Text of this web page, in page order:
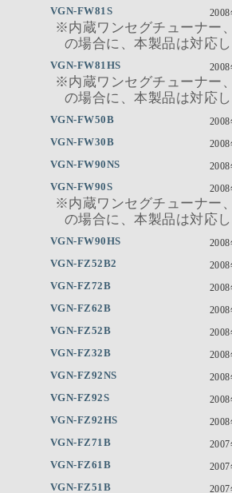
VGN-FW81S
※内蔵ワンセグチューナー
の場合に、本製品は対応
VGN-FW81HS
※内蔵ワンセグチューナー
の場合に、本製品は対応
VGN-FW50B
VGN-FW30B
VGN-FW90NS
VGN-FW90S
※内蔵ワンセグチューナー
の場合に、本製品は対応
VGN-FW90HS
VGN-FZ52B2
VGN-FZ72B
VGN-FZ62B
VGN-FZ52B
VGN-FZ32B
VGN-FZ92NS
VGN-FZ92S
VGN-FZ92HS
VGN-FZ71B
VGN-FZ61B
VGN-FZ51B